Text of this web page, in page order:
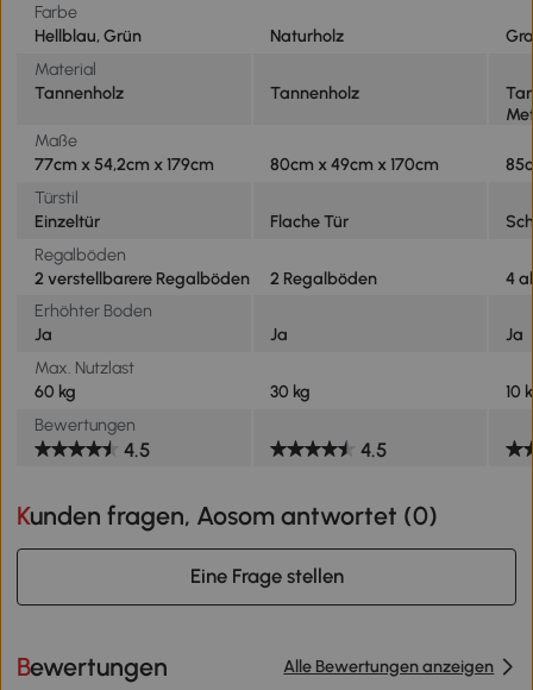
Farbe
Hellblau, Grün
Naturholz
Material
Tannenholz
Tannenholz
Maße
77cm x 54,2cm x 179cm
80cm x 49cm x 170cm
Türstil
Einzeltür
Flache Tür
Regalböden
2 verstellbarere Regalböden
2 Regalböden
4
Erhöhter Boden
Ja
Ja
Ja
Max. Nutzlast
60 kg
30 kg
10
Bewertungen
4.5 4.5
Kunden fragen, Aosom antwortet (0)
Eine Frage stellen
Bewertungen Alle Bewertungen anzeigen